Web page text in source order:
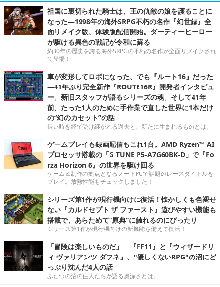
祖国に裏切られた騎士は、王の仇敵の娘を護ることに
なった―1998年の海外SRPG不朽の名作『幻世録』全
面リメイク版、体験版配信開始。ダーティーヒーロー
が駆ける異色の戦記が令和に蘇る
約30年の歴史を誇る海外SRPGの不朽の名作が全面リメイクされ
て登場！
車が変形してロボになった、でも『ルート16』だった
―41年ぶり完全新作『ROUTE16R』開発者インタビュ
ー。新旧スタッフが語るシリーズの魂。そして41年
前、たった1人のために手作業で直した世界に1本だけ
の“幻のカセット”の話
長い時を経て受け継がれる過去と、新たに生まれるものとは。
ゲームプレイも録画配信もこれ1台。AMD Ryzen™ AI
プロセッサ搭載の「G TUNE P5-A7G60BK-D」で『Fo
rza Horizon 6』の世界を駆け回る
ゲーム＆制作の拠点となるノートPCで話題のレースタイトルを
プレイ。放熱性能もチェックしました！
シリーズ第1作が現行機向けに復活！懐かしくも色褪せ
ない『カルドセプト ザ ファースト』遊びやすい機能も
搭載で、あらためて“原典”に触れるのにぴったり
シリーズ第1作が現行機向けの新機能を備えて復活！
「冒険は楽しいものだ」 ─『FF11』と『ウィザードリ
ィ ヴァリアンツ ダフネ』、"優しくないRPG"の沼にど
っぷり沈んだ4人の話
ふたつの沼の住人たちが語る奥深さとは。